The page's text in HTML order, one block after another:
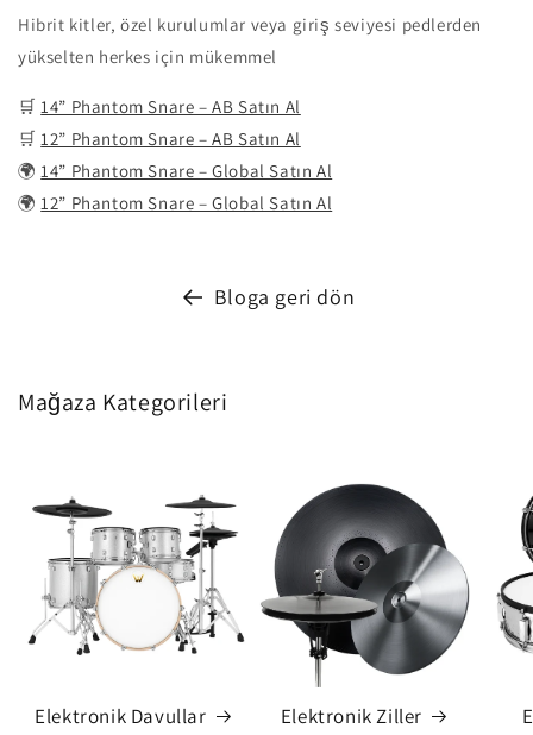
Hibrit kitler, özel kurulumlar veya giriş seviyesi pedlerden
yükselten herkes için mükemmel
🛒14” Phantom Snare – AB Satın Al
🛒12” Phantom Snare – AB Satın Al
🌍14” Phantom Snare – Global Satın Al
🌍12” Phantom Snare – Global Satın Al
Bloga geri dön
Mağaza Kategorileri
Elektronik Davullar Elektronik Ziller